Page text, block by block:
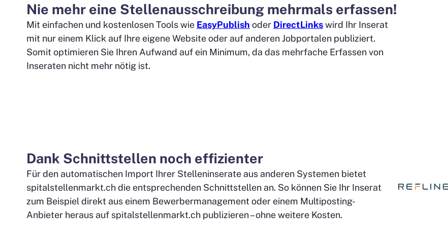
Nie mehr eine Stellenausschreibung mehrmals erfassen!
Mit einfachen und kostenlosen Tools wie EasyPublish oder DirectLinkswird Ihr Inserat
mit nur einem Klick auf Ihre eigene Website oder auf anderen Jobportalen publiziert.
Somit optimieren Sie Ihren Aufwand auf ein Minimum, da das mehrfache Erfassen von
Inseraten nicht mehr nötig ist.
Dank Schnittstellen noch effizienter
Für den automatischen Import Ihrer Stelleninserate aus anderen Systemen bietet
spitalstellenmarkt.ch die entsprechenden Schnittstellen an. So können Sie Ihr Inserat
zum Beispiel direkt aus einem Bewerbermanagement oder einem Multiposting-
Anbieter heraus auf spitalstellenmarkt.ch publizieren – ohne weitere Kosten.